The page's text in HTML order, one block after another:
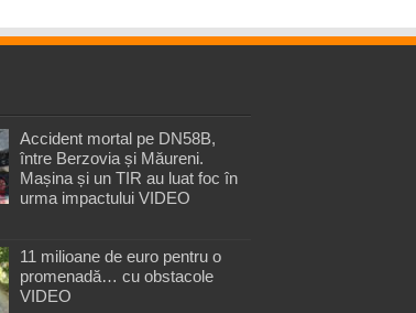
Accident mortal pe DN58B,
între Berzovia și Măureni.
Mașina și un TIR au luat foc în
urma impactului VIDEO
11 milioane de euro pentru o
promenadă… cu obstacole
VIDEO